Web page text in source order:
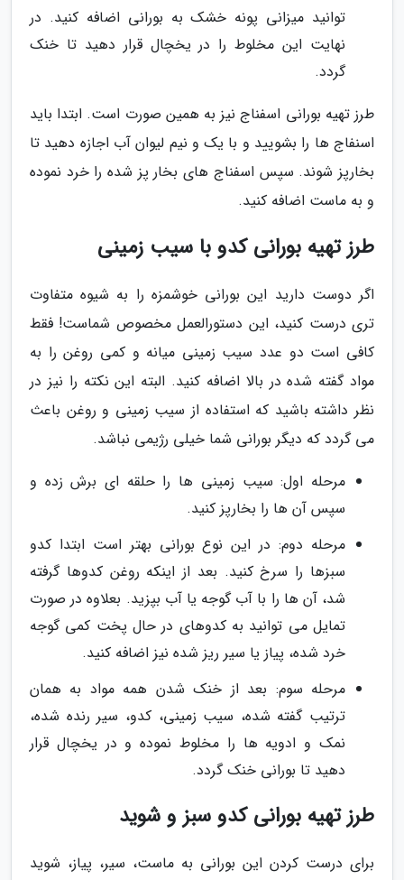
توانید میزانی پونه خشک به بورانی اضافه کنید. در
نهایت این مخلوط را در یخچال قرار دهید تا خنک
گردد.
طرز تهیه بورانی اسفناج نیز به همین صورت است. ابتدا باید
اسنفاج ها را بشویید و با یک و نیم لیوان آب اجازه دهید تا
بخارپز شوند. سپس اسفناج های بخار پز شده را خرد نموده
و به ماست اضافه کنید.
طرز تهیه بورانی کدو با سیب زمینی
اگر دوست دارید این بورانی خوشمزه را به شیوه متفاوت
تری درست کنید، این دستورالعمل مخصوص شماست! فقط
کافی است دو عدد سیب زمینی میانه و کمی روغن را به
مواد گفته شده در بالا اضافه کنید. البته این نکته را نیز در
نظر داشته باشید که استفاده از سیب زمینی و روغن باعث
می گردد که دیگر بورانی شما خیلی رژیمی نباشد.
مرحله اول: سیب زمینی ها را حلقه ای برش زده و
سپس آن ها را بخارپز کنید.
مرحله دوم: در این نوع بورانی بهتر است ابتدا کدو
سبزها را سرخ کنید. بعد از اینکه روغن کدوها گرفته
شد، آن ها را با آب گوجه یا آب بپزید. بعلاوه در صورت
تمایل می توانید به کدوهای در حال پخت کمی گوجه
خرد شده، پیاز یا سیر ریز شده نیز اضافه کنید.
مرحله سوم: بعد از خنک شدن همه مواد به همان
ترتیب گفته شده، سیب زمینی، کدو، سیر رنده شده،
نمک و ادویه ها را مخلوط نموده و در یخچال قرار
دهید تا بورانی خنک گردد.
طرز تهیه بورانی کدو سبز و شوید
برای درست کردن این بورانی به ماست، سیر، پیاز، شوید